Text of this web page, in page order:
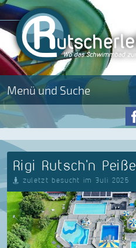
Menü und Suche
Rigi Rutsch'n
zuletzt besucht im Juli 2025